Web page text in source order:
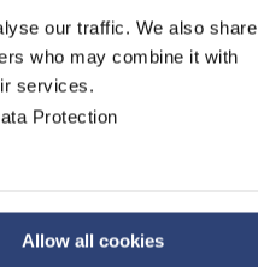
our traffic. We also share
who may combine it with
services.
Protection
Allow all cookies